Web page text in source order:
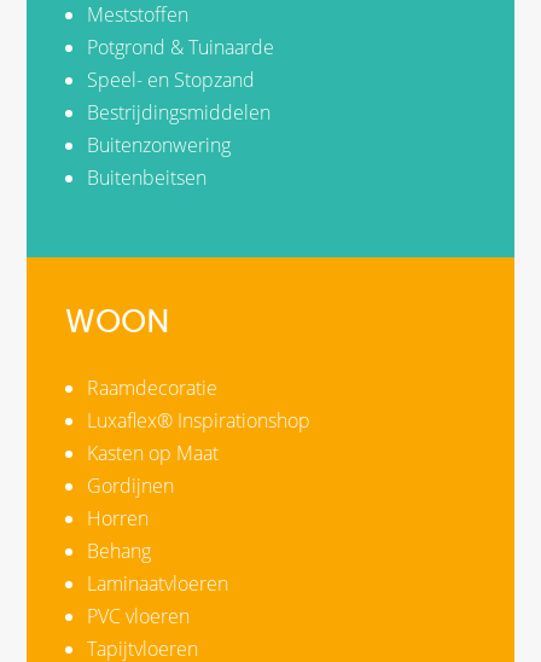
Meststoffen
Potgrond & Tuinaarde
Speel- en Stopzand
Bestrijdingsmiddelen
Buitenzonwering
Buitenbeitsen
WOON
Raamdecoratie
Luxaflex® Inspirationshop
Kasten op Maat
Gordijnen
Horren
Behang
Laminaatvloeren
PVC vloeren
Tapijtvloeren